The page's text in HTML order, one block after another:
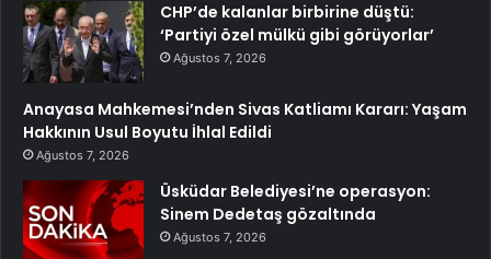
CHP’de kalanlar birbirine düştü:
‘Partiyi özel mülkü gibi görüyorlar’
Ağustos 7, 2026
Anayasa Mahkemesi’nden Sivas Katliamı Kararı: Yaşam
Hakkının Usul Boyutu İhlal Edildi
Ağustos 7, 2026
Üsküdar Belediyesi’ne operasyon:
Sinem Dedetaş gözaltında
Ağustos 7, 2026